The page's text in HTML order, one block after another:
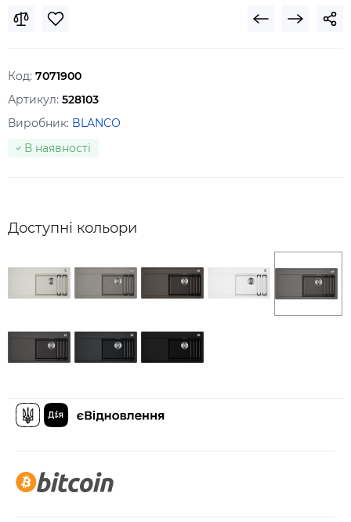
Код: 7071900
Артикул: 528103
Виробник: BLANCO
В наявності
Доступні кольори